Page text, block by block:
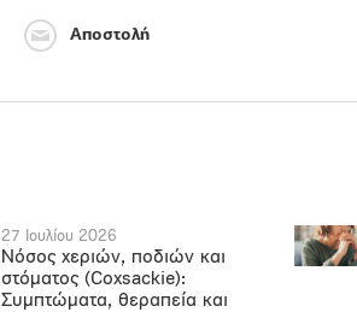
Αποστολή
27 Ιουλίου 2026
Νόσος χεριών, ποδιών και
στόματος (Coxsackie):
Συμπτώματα, θεραπεία και